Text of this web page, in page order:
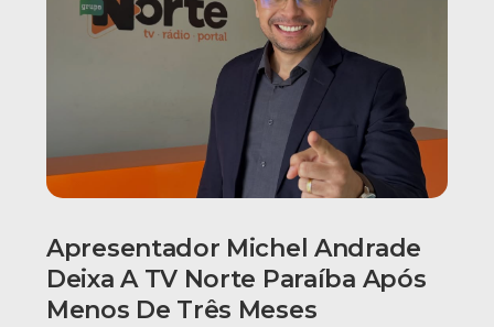
Apresentador Michel Andrade
Deixa A TV Norte Paraíba Após
Menos De Três Meses